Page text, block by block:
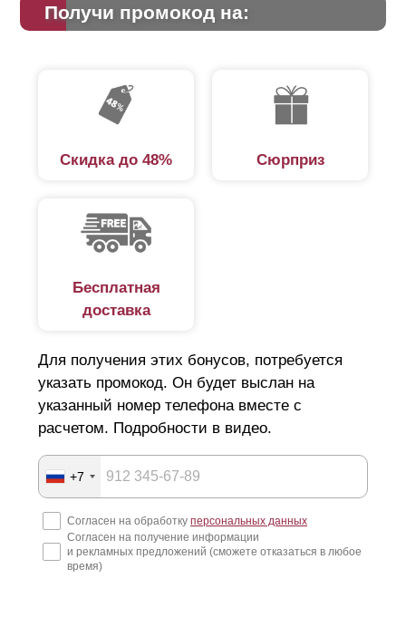
Получи промокод на:
Скидка до 48% Сюрприз
Бесплатная
доставка
Для получения этих бонусов, потребуется
указать промокод. Он будет выслан на
указанный номер телефона вместе с
расчетом. Подробности в видео.
+7
Согласен на обработку персональных данных
Согласен на получение информации
и рекламных предложений (сможете отказаться в любое
время)